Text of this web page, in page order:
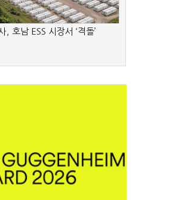
, 호남 ESS 시장서 ‘격돌’